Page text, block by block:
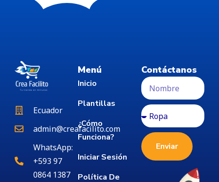
Ecuador
admin@creafacilito.com
WhatsApp:
+593 97
0864 1387
Menú
Inicio
Plantillas
¿Cómo
Funciona?
Iniciar Sesión
Política De
Contáctanos
Enviar